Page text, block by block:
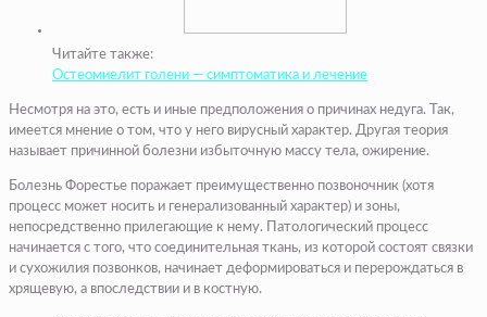
Читайте также:
Остеомиелит голени — симптоматика и лечение
Несмотря на это, есть и иные предположения о причинах недуга. Так,
имеется мнение о том, что у него вирусный характер. Другая теория
называет причинной болезни избыточную массу тела, ожирение.
Болезнь Форестье поражает преимущественно позвоночник (хотя
процесс может носить и генерализованный характер) и зоны,
непосредственно прилегающие к нему. Патологический процесс
начинается с того, что соединительная ткань, из которой состоят связки
и сухожилия позвонков, начинает деформироваться и перерождаться в
хрящевую, а впоследствии и в костную.